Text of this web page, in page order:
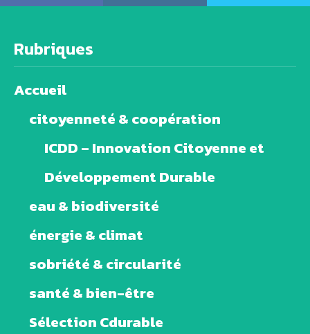
Rubriques
Accueil
citoyenneté & coopération
ICDD – Innovation Citoyenne et
Développement Durable
eau & biodiversité
énergie & climat
sobriété & circularité
santé & bien-être
Sélection Cdurable